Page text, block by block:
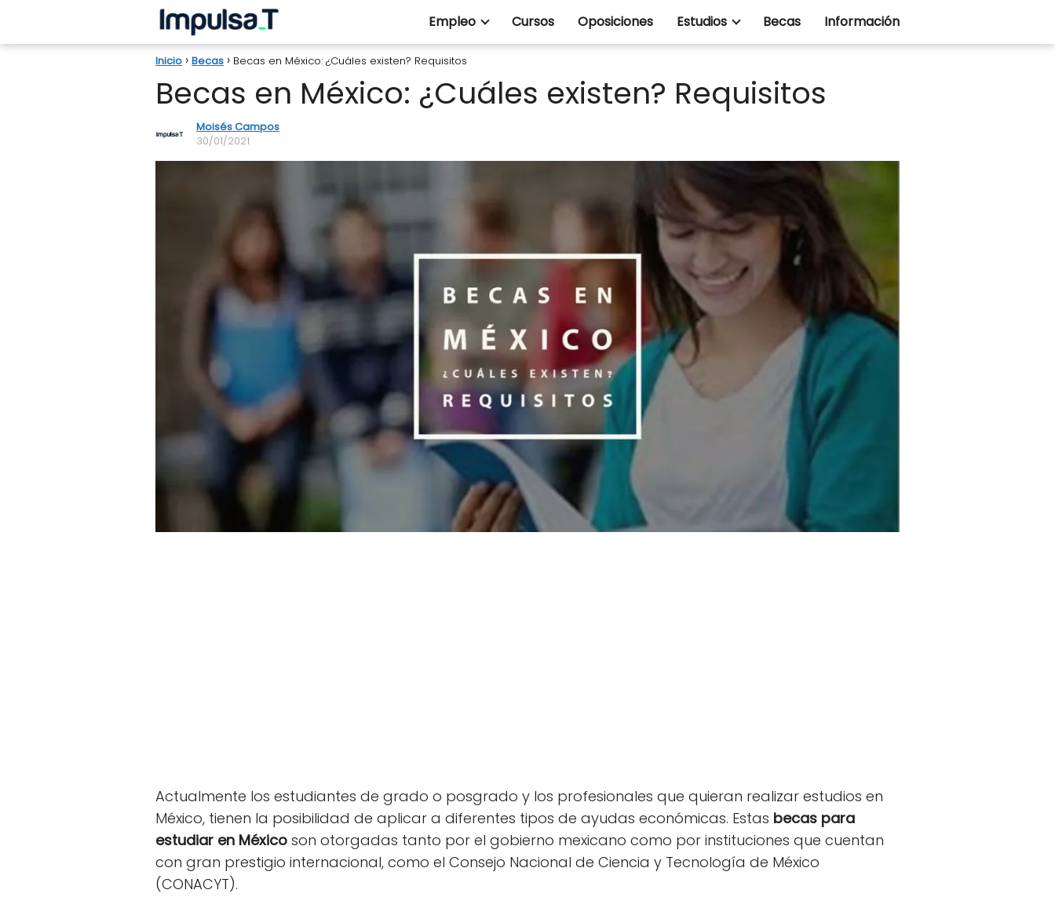
Empleo Cursos Oposiciones Estudios Becas Información
Inicio Becas Becas en México: ¿Cuáles existen? Requisitos
Becas en México: ¿Cuáles existen? Requisitos
Moisés Campos
30/01/2021
Actualmente los estudiantes de grado o posgrado y los profesionales que quieran realizar estudios en
México, tienen la posibilidad de aplicar a diferentes tipos de ayudas económicas. Estas becas para
estudiar en México son otorgadas tanto por el gobierno mexicano como por instituciones que cuentan
con gran prestigio internacional, como el Consejo Nacional de Ciencia y Tecnología de México
(CONACYT).